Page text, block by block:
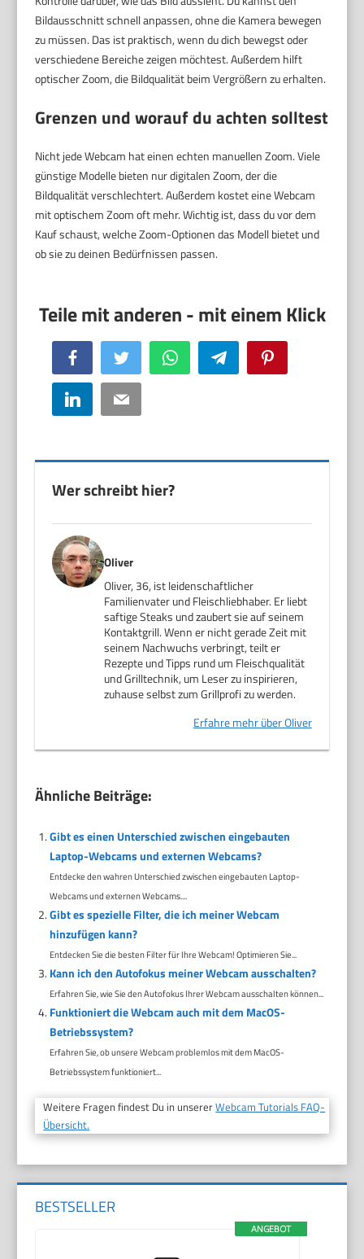
Bildausschnitt schnell anpassen, ohne die Kamera bewegen
zu müssen. Das ist praktisch, wenn du dich bewegst oder
verschiedene Bereiche zeigen möchtest. Außerdem hilft
optischer Zoom, die Bildqualität beim Vergrößern zu erhalten.
Grenzen und worauf du achten solltest
Nicht jede Webcam hat einen echten manuellen Zoom. Viele
günstige Modelle bieten nur digitalen Zoom, der die
Bildqualität verschlechtert. Außerdem kostet eine Webcam
mit optischem Zoom oft mehr. Wichtig ist, dass du vor dem
Kauf schaust, welche Zoom-Optionen das Modell bietet und
ob sie zu deinen Bedürfnissen passen.
Facebook Twitter WhatsApp Telegram
LinkedIn Email
Wer schreibt hier?
Oliver
Oliver, 36, ist leidenschaftlicher
Familienvater und Fleischliebhaber. Er liebt
saftige Steaks und zaubert sie auf seinem
Kontaktgrill. Wenn er nicht gerade Zeit mit
seinem Nachwuchs verbringt, teilt er
Rezepte und Tipps rund um Fleischqualität
und Grilltechnik, um Leser zu inspirieren,
zuhause selbst zum Grillprofi zu werden.
Erfahre mehr über Oliver
Ähnliche Beiträge:
Gibt es einen Unterschied zwischen eingebauten
Laptop-Webcams und externen Webcams?
Entdecke den wahren Unterschied zwischen eingebauten Laptop-
Webcams und externen Webcams....
Gibt es spezielle Filter, die ich meiner Webcam
hinzufügen kann?
Entdecken Sie die besten Filter für Ihre Webcam! Optimieren Sie...
Kann ich den Autofokus meiner Webcam ausschalten?
Erfahren Sie, wie Sie den Autofokus Ihrer Webcam ausschalten können...
Funktioniert die Webcam auch mit dem MacOS-
Betriebssystem?
Erfahren Sie, ob unsere Webcam problemlos mit dem MacOS-
Betriebssystem funktioniert...
Weitere Fragen findest Du in unsererWebcam Tutorials FAQ-
Übersicht.
BESTSELLER
ANGEBOT